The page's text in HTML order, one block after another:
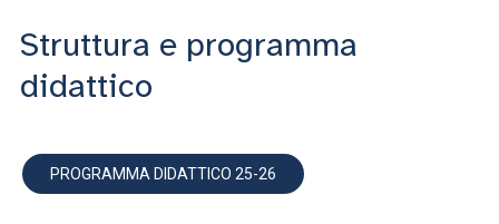
Struttura e programma
didattico
PROGRAMMA DIDATTICO 25-26